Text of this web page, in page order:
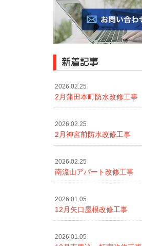
新着記事
2026.02.25
2月蒲田本町防水改修工事
2026.02.25
2月神宮前防水改修工事
2026.02.25
南流山アパート改修工事
2026.01.05
12月矢口屋根改修工事
2026.01.05